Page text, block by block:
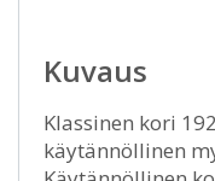
Kuvaus
Klassinen kori
käytännöllinen